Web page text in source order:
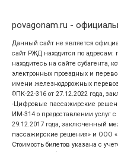
povagonam.ru -
Данный сайт не является
сайт РЖД находится по
находитесь на сайте субагента,
электронных проездных и
имени железнодорожных
ФПК-22-316 от 27.12.2022 года,
-Цифровые пассажирские
ИМ-314 о предоставлении услуг
29.12.2017 года, заключенный
пассажирские решения» и ООО
Стоимость билетов указана с